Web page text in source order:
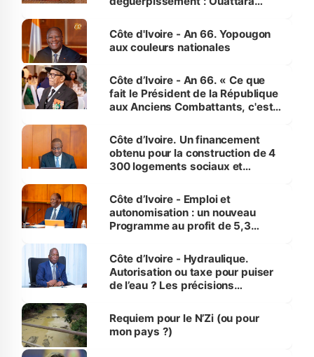
l'Etat de droit pour préserver les
vies humaines »
Côte d'Ivoire - An 66. Yopougon
aux couleurs nationales
Côte d’Ivoire - An 66. « Ce que
fait le Président de la République
aux Anciens Combattants, c'est
Côte d’Ivoire. Un financement
obtenu pour la construction de 4
300 logements sociaux et
et Yamoussoukro
Côte d’Ivoire - Emploi et
autonomisation : un nouveau
Programme au profit de 5,3
Côte d’Ivoire - Hydraulique.
Autorisation ou taxe pour puiser
de l’eau ? Les précisions
Requiem pour le N’Zi (ou pour
mon pays ?)